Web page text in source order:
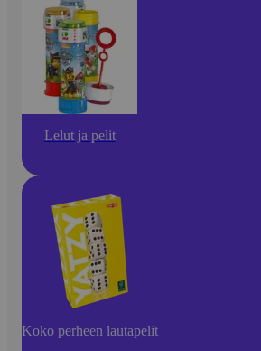
Lelut ja pelit
Koko perheen lautapelit